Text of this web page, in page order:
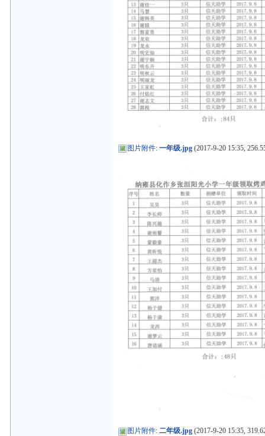
图片附件:一年级.jpg (2017-9-20 15:35,
图片附件:二年级.jpg (2017-9-20 15:35,